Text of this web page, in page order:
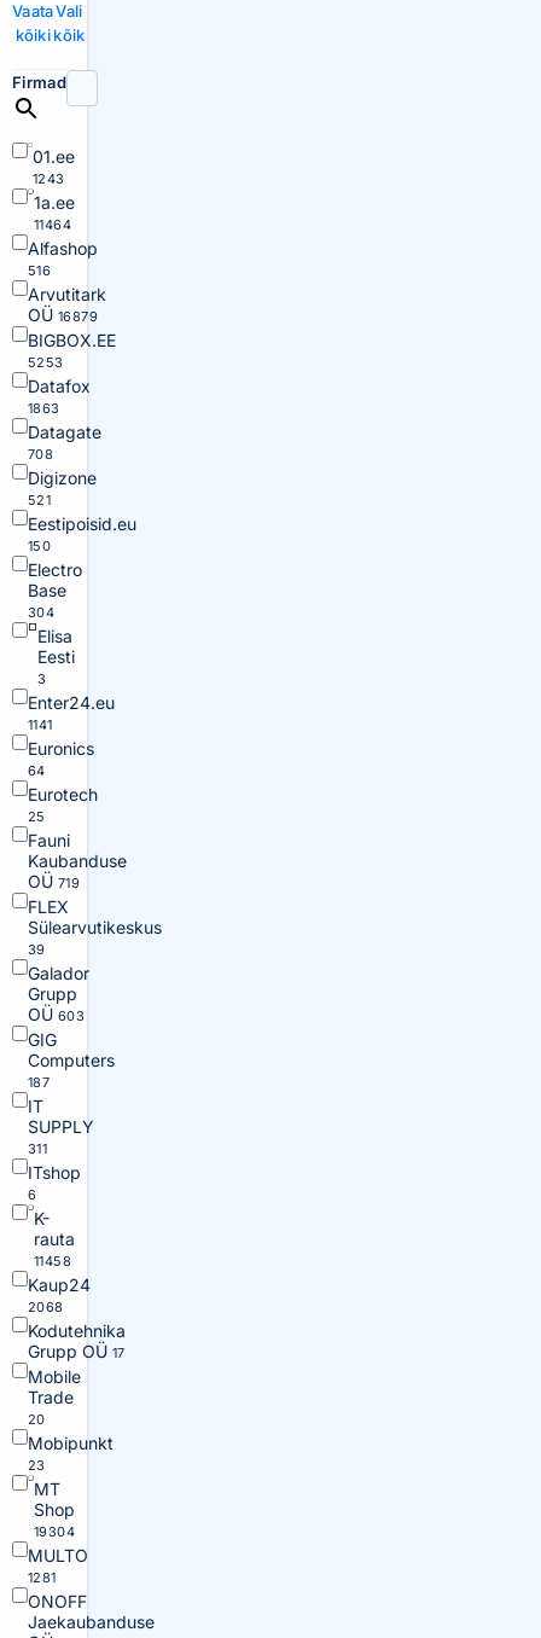
Vaata
kõiki
Vali
kõik
Firmad
01.ee
1243
1a.ee
11464
Alfashop
516
Arvutitark
OÜ 16879
BIGBOX.EE
5253
Datafox
1863
Datagate
708
Digizone
521
Eestipoisid.eu
150
Electro
Base
304
Elisa
Eesti
3
Enter24.eu
1141
Euronics
64
Eurotech
25
Fauni
Kaubanduse
OÜ 719
FLEX
Sülearvutikeskus
39
Galador
Grupp
OÜ 603
GIG
Computers
187
IT
SUPPLY
311
ITshop
6
K-
rauta
11458
Kaup24
2068
Kodutehnika
Grupp OÜ 17
Mobile
Trade
20
Mobipunkt
23
MT
Shop
19304
MULTO
1281
ONOFF
Jaekaubanduse